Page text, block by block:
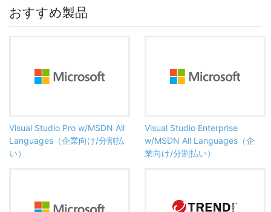
おすすめ製品
Visual Studio Pro w/MSDN All
Languages（企業向け/分割払
い）
Visual Studio Enterprise
w/MSDN All Languages（企
業向け/分割払い）